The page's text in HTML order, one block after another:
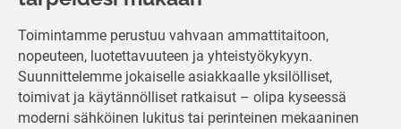
Toimintamme perustuu vahvaan ammattitaitoon,
nopeuteen, luotettavuuteen ja yhteistyökykyyn.
Suunnittelemme jokaiselle asiakkaalle yksilölliset,
toimivat ja käytännölliset ratkaisut – olipa kyseessä
moderni sähköinen lukitus tai perinteinen mekaaninen